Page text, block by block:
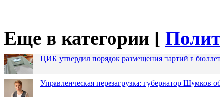
Еще в категории [
ЦИК утвердил порядок размещения партий в
Управленческая перезагрузка: губернатор Шумков